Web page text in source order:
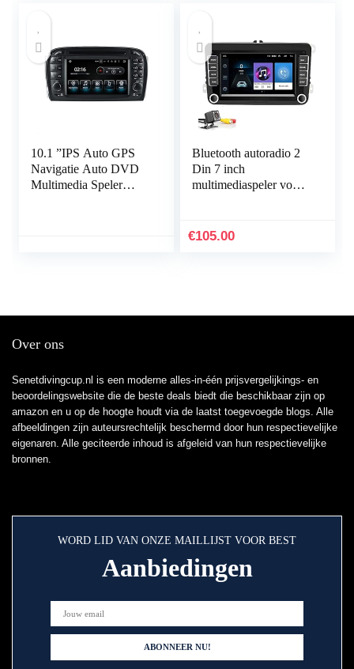
10.1 ”IPS Auto GPS
Navigatie Auto DVD
Multimedia Speler
Bluetooth autoradio 2
Din 7 inch
multimediaspeler voor
voor WiFi GPS voor…
€105.00
Over ons
Senetdivingcup.nl is een moderne alles-in-één prijsvergelijkings- en
beoordelingswebsite die de beste deals biedt die beschikbaar zijn op
amazon en u op de hoogte houdt via de laatst toegevoegde blogs. Alle
afbeeldingen zijn auteursrechtelijk beschermd door hun respectievelijke
eigenaren. Alle geciteerde inhoud is afgeleid van hun respectievelijke
bronnen.
WORD LID VAN ONZE MAILLIJST VOOR BEST
Aanbiedingen